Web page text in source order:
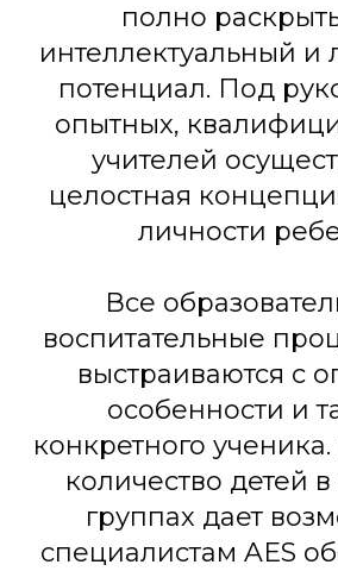
полно
интеллектуальный и
потенциал. Под
опытных,
учителей
целостная
личности
Все
воспитательные
выстраиваются с
особенности и
конкретного
количество детей в
группах дает
специалистам AES